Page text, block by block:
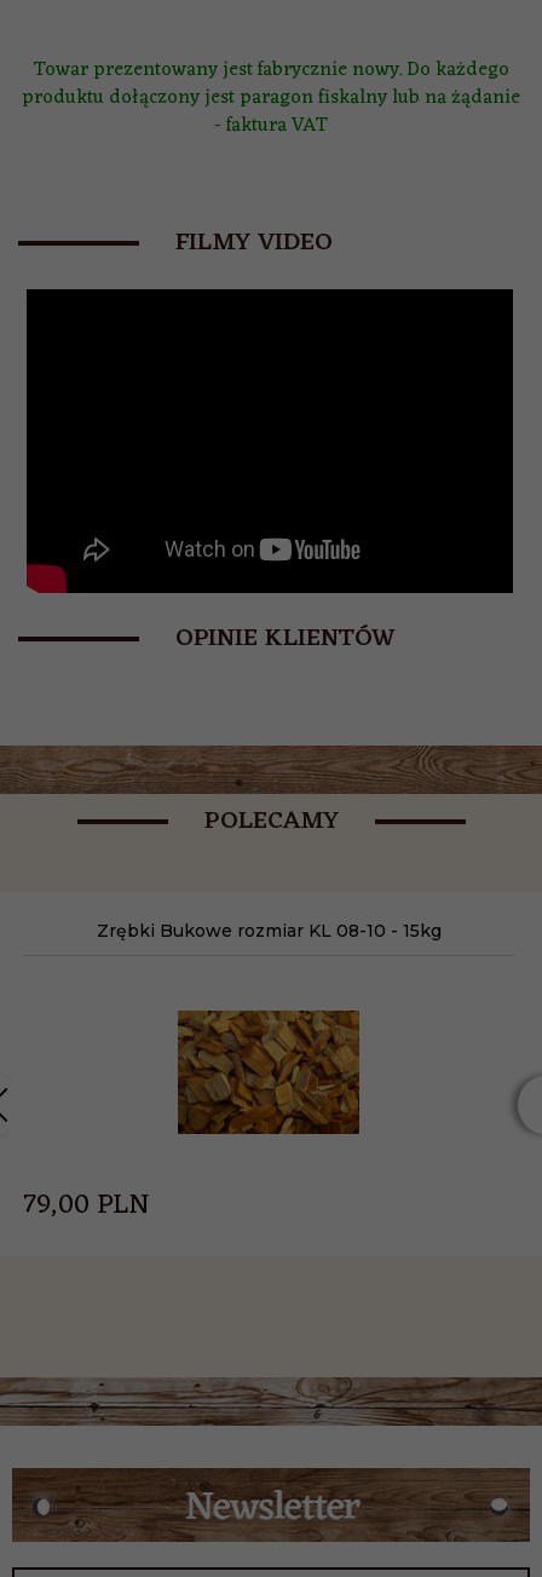
Towar prezentowany jest fabrycznie nowy. Do każdego
produktu dołączony jest paragon fiskalny lub na żądanie
- faktura VAT
FILMY VIDEO
OPINIE KLIENTÓW
POLECAMY
Zrębki Bukowe rozmiar KL 08-10 - 15kg
79,00PLN